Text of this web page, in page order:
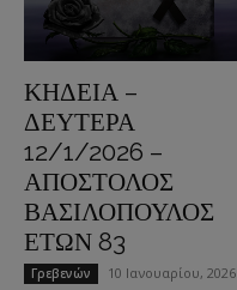
ΚΗΔΕΙΑ –
ΔΕΥΤΕΡΑ
12/1/2026 –
ΑΠΟΣΤΟΛΟΣ
ΒΑΣΙΛΟΠΟΥΛΟΣ
ΕΤΩΝ 83
Γρεβενών 10 Ιανουαρίου, 2026